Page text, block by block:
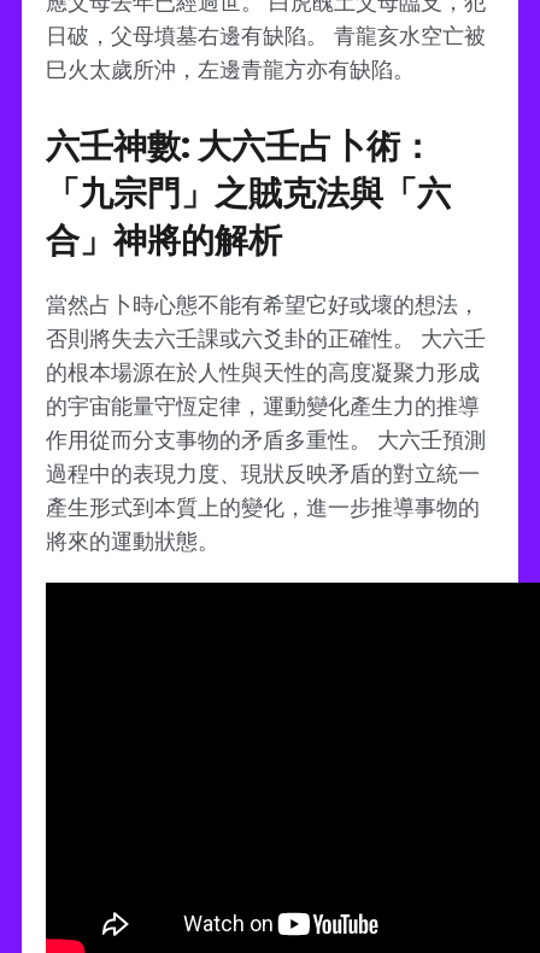
日破，父母墳墓右邊有缺陷。 青龍亥水空亡被
巳火太歲所沖，左邊青龍方亦有缺陷。
六壬神數: 大六壬占卜術：
「九宗門」之賊克法與「六
合」神將的解析
當然占卜時心態不能有希望它好或壞的想法，
否則將失去六壬課或六爻卦的正確性。 大六壬
的根本場源在於人性與天性的高度凝聚力形成
的宇宙能量守恆定律，運動變化產生力的推導
作用從而分支事物的矛盾多重性。 大六壬預測
過程中的表現力度、現狀反映矛盾的對立統一
產生形式到本質上的變化，進一步推導事物的
將來的運動狀態。